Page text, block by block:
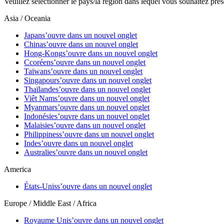
Asia / Oceania
Japans’ouvre dans un nouvel onglet
Chinas’ouvre dans un nouvel onglet
Hong-Kongs’ouvre dans un nouvel onglet
Ccoréens’ouvre dans un nouvel onglet
Taïwans’ouvre dans un nouvel onglet
Singapours’ouvre dans un nouvel onglet
Thaïlandes’ouvre dans un nouvel onglet
Viêt Nams’ouvre dans un nouvel onglet
Myanmars’ouvre dans un nouvel onglet
Indonésies’ouvre dans un nouvel onglet
Malaisies’ouvre dans un nouvel onglet
Philippiness’ouvre dans un nouvel onglet
Indes’ouvre dans un nouvel onglet
Australies’ouvre dans un nouvel onglet
America
États-Uniss’ouvre dans un nouvel onglet
Europe / Middle East / Africa
Royaume Unis’ouvre dans un nouvel onglet